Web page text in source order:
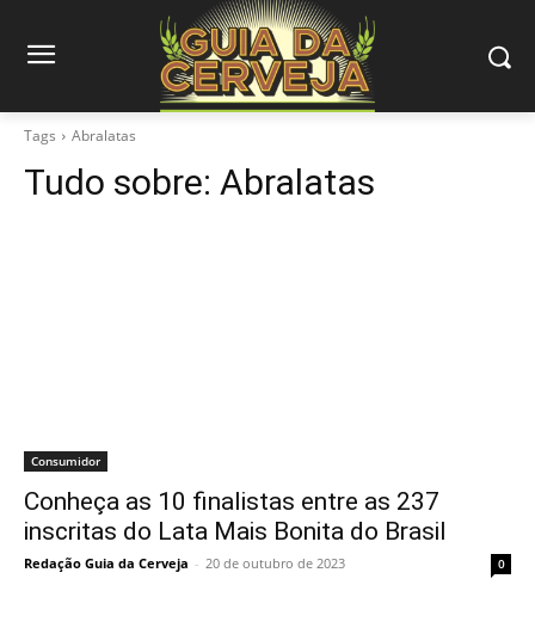
Tags Abralatas
Tudo sobre: Abralatas
Consumidor
Conheça as 10 finalistas entre as 237
inscritas do Lata Mais Bonita do Brasil
Redação Guia da Cerveja - 20 de outubro de 2023 0